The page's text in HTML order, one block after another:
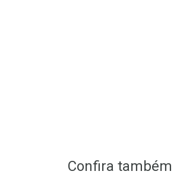
Confira também